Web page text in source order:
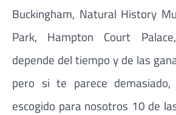
Buckingham, Natural History
Park, Hampton Court
depende del tiempo y de las
pero si te parece
escogido para nosotros 10 de